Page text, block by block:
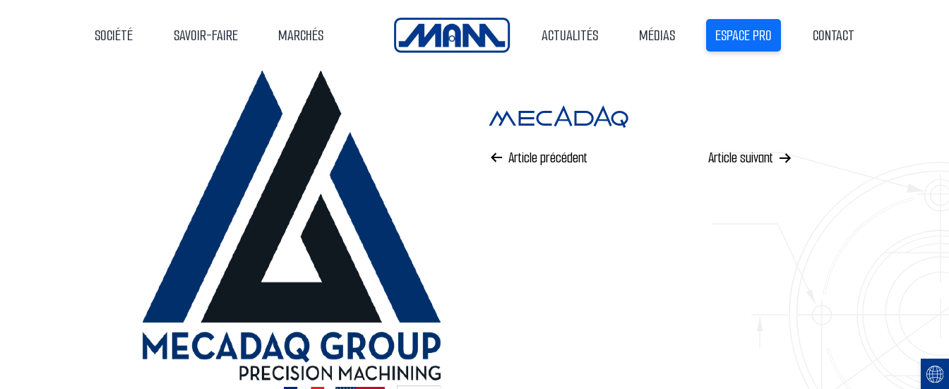
SOCIÉTÉ SAVOIR-FAIRE MARCHÉS ACCUEIL ACTUALITÉS MÉDIAS ESPACE PRO CONTACT
Mecadaq
Article précédent Article suivant